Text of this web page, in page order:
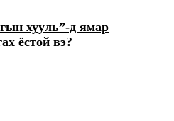
хууль”-д ямар
ёстой вэ?